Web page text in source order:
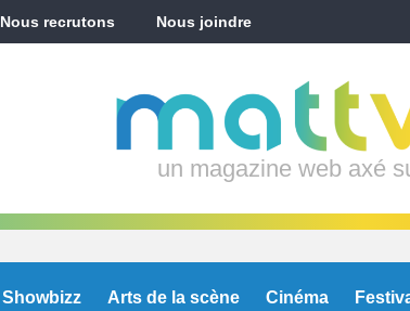
Nous recrutons Nous joindre
un magazine web axé
Showbizz Arts de la scène Cinéma